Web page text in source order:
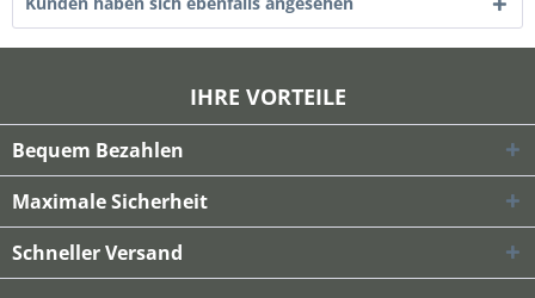
IHRE VORTEILE
Bequem Bezahlen
Maximale Sicherheit
Schneller Versand